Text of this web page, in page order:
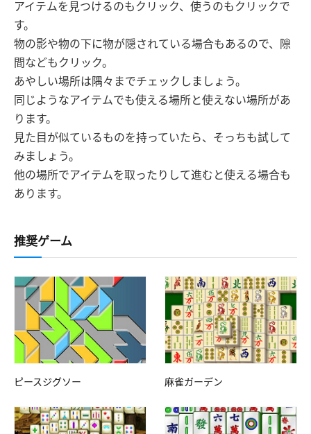
アイテムを見つけるのもクリック、使うのもクリックで
す。
物の影や物の下に物が隠されている場合もあるので、隙
間などもクリック。
あやしい場所は隅々までチェックしましょう。
同じようなアイテムでも使える場所と使えない場所があ
ります。
見た目が似ているものを持っていたら、そっちも試して
みましょう。
他の場所でアイテムを取ったりして進むと使える場合も
あります。
推奨ゲーム
ピースジグソー 麻雀ガーデン